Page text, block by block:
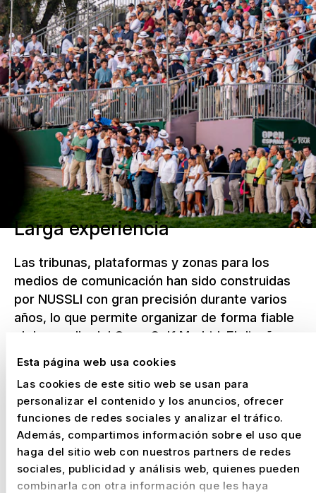
Esta página web usa cookies
Las cookies de este sitio web se usan para
personalizar el contenido y los anuncios, ofrecer
funciones de redes sociales y analizar el tráfico.
Además, compartimos información sobre el uso que
haga del sitio web con nuestros partners de redes
sociales, publicidad y análisis web, quienes pueden
combinarla con otra información que les haya
Larga experiencia
Las tribunas, plataformas y zonas para los
medios de comunicación han sido construidas
por NUSSLI con gran precisión durante varios
años, lo que permite organizar de forma fiable
el desarrollo del Open Golf Madrid. El diseño
modular permite adaptaciones flexibles y un
uso óptimo del espacio, mientras que la vista
del torneo sigue siendo clara y sin obstáculos
para todos los visitantes. El resultado es un
diseño de evento que pone en escena la
competición deportiva de forma impresionante
y convierte el torneo en una experiencia
inolvidable.